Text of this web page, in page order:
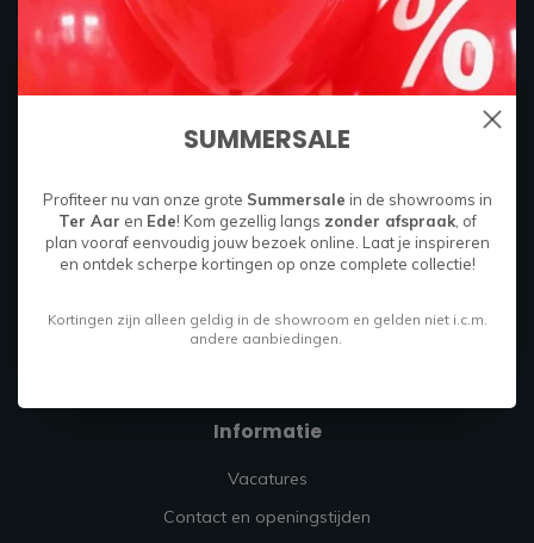
Boylestraat 26C
6718 XM
info@firmahoutenstaal.nl
Informatie
Vacatures
Contact en openingstijden
SUMMERSALE
Profiteer nu van onze grote Summersale in de showrooms in
Ter Aar en Ede! Kom gezellig langs zonder afspraak, of
plan vooraf eenvoudig jouw bezoek online. Laat je inspireren
en ontdek scherpe kortingen op onze complete collectie!
Kortingen zijn alleen geldig in de showroom en gelden niet i.c.m.
andere aanbiedingen.